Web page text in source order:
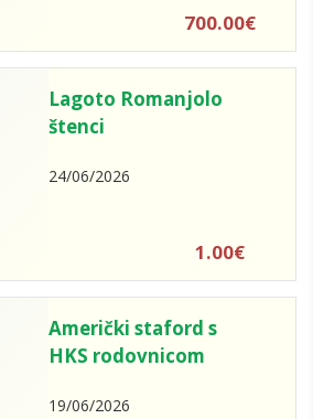
700.00€
Lagoto Romanjolo
štenci
24/06/2026
1.00€
Američki staford s
HKS rodovnicom
19/06/2026